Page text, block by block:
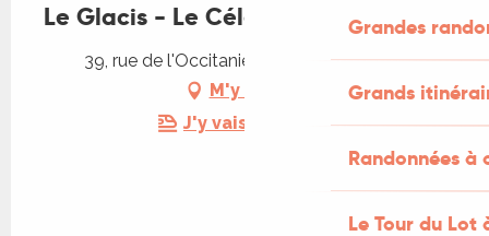
Grandes
Grands
Randonnées
Le Tour du Lot
Le Glacis - Le Célé
39, rue de l'Occitanie, 46200 Saint-Sozy
M'y rendre
J'y vais en train !